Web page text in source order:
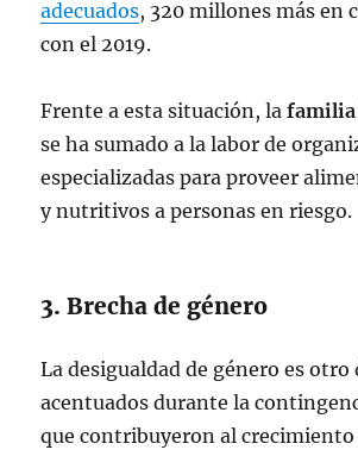
adecuados, 320 millones más en
con el 2019.
Frente a esta situación, lafamilia
se ha sumado a la labor de
especializadas para proveer
y nutritivos a personas en riesgo.
3. Brecha de género
La desigualdad de género es otro
acentuados durante la
que contribuyeron al crecimiento